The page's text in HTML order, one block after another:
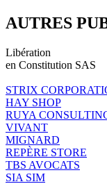
AUTRES
Libération
en Constitution SAS
STRIX
HAY SHOP
RUYA
VIVANT
MIGNARD
REPÈRE STORE
TBS AVOCATS
SIA SIM